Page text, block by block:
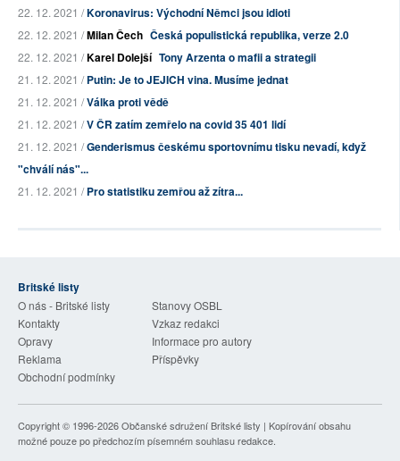
22. 12. 2021 /Koronavirus: Východní Němci jsou idioti
22. 12. 2021 /Milan Čech Česká populistická republika, verze 2.0
22. 12. 2021 /Karel Dolejší Tony Arzenta o mafii a strategii
21. 12. 2021 /Putin: Je to JEJICH vina. Musíme jednat
21. 12. 2021 /Válka proti vědě
21. 12. 2021 /V ČR zatím zemřelo na covid 35 401 lidí
21. 12. 2021 /Genderismus českému sportovnímu tisku nevadí, když
"chválí nás"...
21. 12. 2021 /Pro statistiku zemřou až zítra...
Britské listy
O nás - Britské listy
Stanovy OSBL
Kontakty
Vzkaz redakci
Opravy
Informace pro autory
Reklama
Příspěvky
Obchodní podmínky
Copyright © 1996-2026Občanské sdružení Britské listy | Kopírování obsahu
možné pouze po předchozím písemném souhlasu redakce.